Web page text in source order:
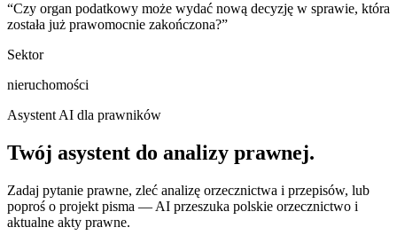
“Czy organ podatkowy może wydać nową decyzję w sprawie, która
została już prawomocnie zakończona?”
Sektor
nieruchomości
Asystent AI dla prawników
Twój asystent do analizy prawnej.
Zadaj pytanie prawne, zleć analizę orzecznictwa i przepisów, lub
poproś o projekt pisma — AI przeszuka polskie orzecznictwo i
aktualne akty prawne.